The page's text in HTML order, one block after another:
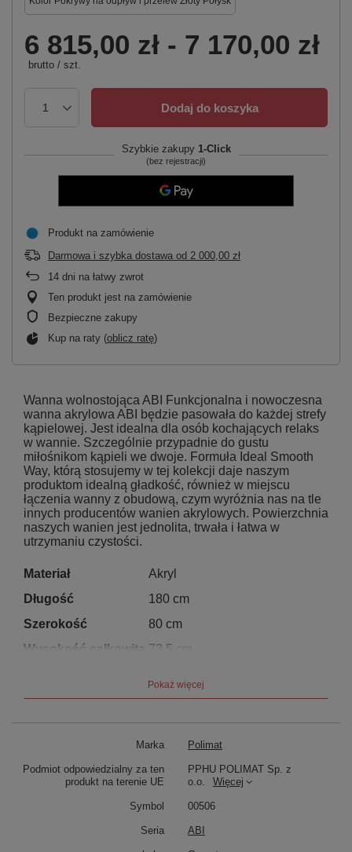
6 815,00 zł - 7 170,00 zł
brutto / szt.
Dodaj do koszyka
Szybkie zakupy 1-Click
(bez rejestracji)
Produkt na zamówienie
Darmowa i szybka dostawa od 2 000,00 zł
14 dni na łatwy zwrot
Ten produkt jest na zamówienie
Bezpieczne zakupy
Kup na raty (oblicz ratę)
Wanna wolnostojąca ABI Funkcjonalna i nowoczesna
wanna akrylowa ABI będzie pasowała do każdej strefy
kąpielowej. Jest idealna dla osób kochających relaks
w wannie. Szczególnie przypadnie do gustu
miłośnikom kąpieli we dwoje. Formuła Ideal Smooth
Way, którą stosujemy w tej kolekcji daje naszym
produktom idealną gładkość, również w miejscu
łączenia wanny z obudową, czym wyróżnia nas na tle
innych producentów wanien akrylowych. Powierzchnia
naszych wanien jest jednolita, trwała i łatwa w
utrzymaniu czystości.
Materiał
Akryl
Długość
180 cm
Szerokość
80 cm
Wysokość całkowita
73,5 cm
Pojemność
ok. 230 l
Rodzaj dna
gładkie
50 mm
Kolor
biały
wolnostojące
Polimat
Pokaż więcej
Marka Polimat
Podmiot odpowiedzialny za ten
produkt na terenie UE
PPHU POLIMAT Sp. z
o.o.
Więcej
Symbol 00506
Seria ABI